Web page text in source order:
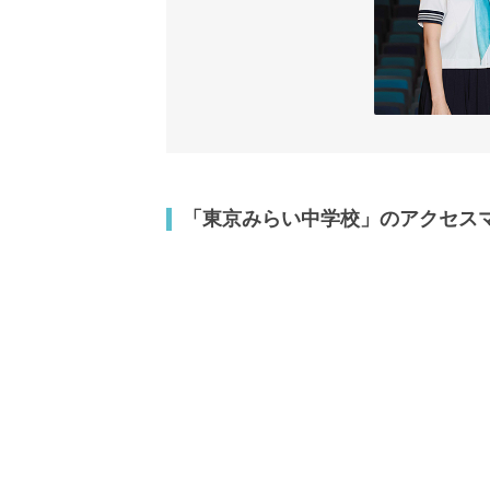
「東京みらい中学校」のアクセス